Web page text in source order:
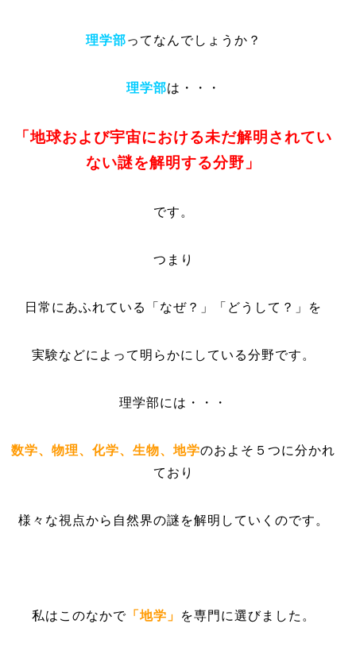
理学部ってなんでしょうか？
理学部は・・・
「地球および宇宙における未だ解明されてい
ない謎を解明する分野」
です。
つまり
日常にあふれている「なぜ？」「どうして？」を
実験などによって明らかにしている分野です。
理学部には・・・
数学、物理、化学、生物、地学のおよそ５つに分かれ
ており
様々な視点から自然界の謎を解明していくのです。
私はこのなかで「地学」 を専門に選びました。